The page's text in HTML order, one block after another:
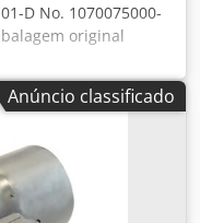
D No. 1070075000-
original
conforme fotos
Anúncio classificado